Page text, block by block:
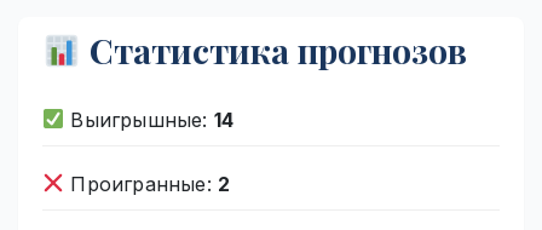
Статистика прогнозов
Выигрышные: 14
Проигранные: 2